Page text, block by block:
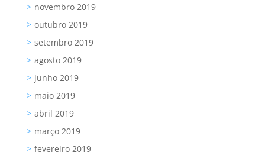
novembro 2019
outubro 2019
setembro 2019
agosto 2019
junho 2019
maio 2019
abril 2019
março 2019
fevereiro 2019